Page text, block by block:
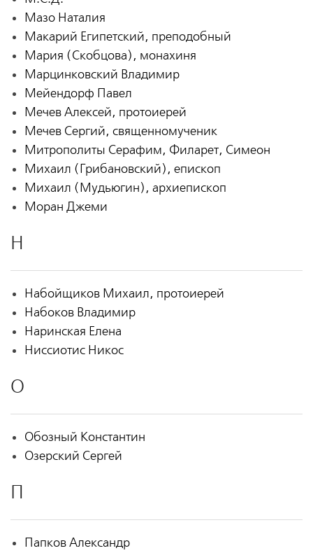
Мазо Наталия
Макарий Египетский, преподобный
Мария (Скобцова), монахиня
Марцинковский Владимир
Мейендорф Павел
Мечев Алексей, протоиерей
Мечев Сергий, священномученик
Митрополиты Серафим, Филарет, Симеон
Михаил (Грибановский), епископ
Михаил (Мудьюгин), архиепископ
Моран Джеми
Н
Набойщиков Михаил, протоиерей
Набоков Владимир
Наринская Елена
Ниссиотис Никос
О
Обозный Константин
Озерский Сергей
П
Папков Александр